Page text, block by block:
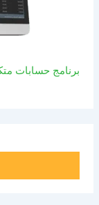
برنامج حسابات